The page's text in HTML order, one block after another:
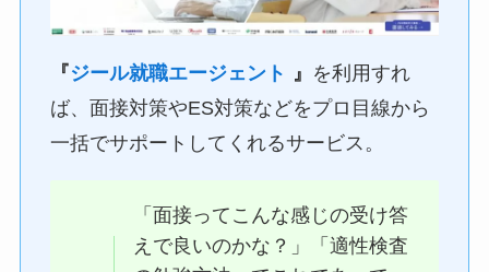
『ジール就職エージェント 』 を利用すれ
ば、面接対策やES対策などをプロ目線から
一括でサポートしてくれるサービス。
「面接ってこんな感じの受け答
えで良いのかな？」「適性検査